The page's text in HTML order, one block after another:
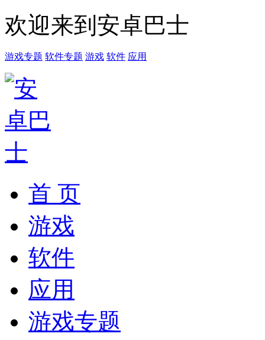
欢迎来到安卓巴士
游戏专题 软件专题 游戏 软件 应用
首 页
游戏
软件
应用
游戏专题